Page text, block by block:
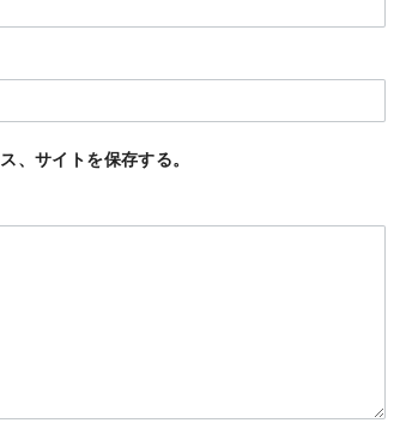
、サイトを保存する。